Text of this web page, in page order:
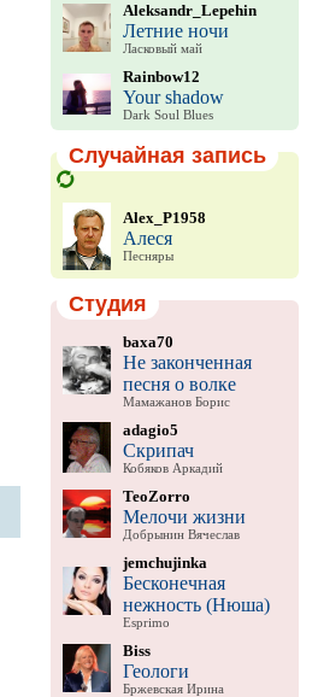
Aleksandr_Lepehin
Летние ночи
Ласковый май
Rainbow12
Your shadow
Dark Soul Blues
Случайная запись
Alex_P1958
Алеся
Песняры
Студия
baxa70
Не законченная
песня о волке
Мамажанов Борис
adagio5
Скрипач
Кобяков Аркадий
TeoZorro
Мелочи жизни
Добрынин Вячеслав
jemchujinka
Бесконечная
нежность (Нюша)
Esprimo
Biss
Геологи
Бржевская Ирина